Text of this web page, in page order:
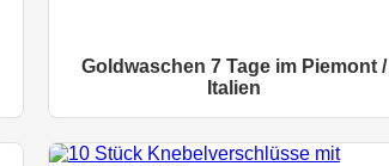
Goldwaschen 7 Tage im Piemont /
Italien